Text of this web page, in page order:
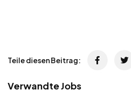
Teile diesen Beitrag:
Verwandte Jobs